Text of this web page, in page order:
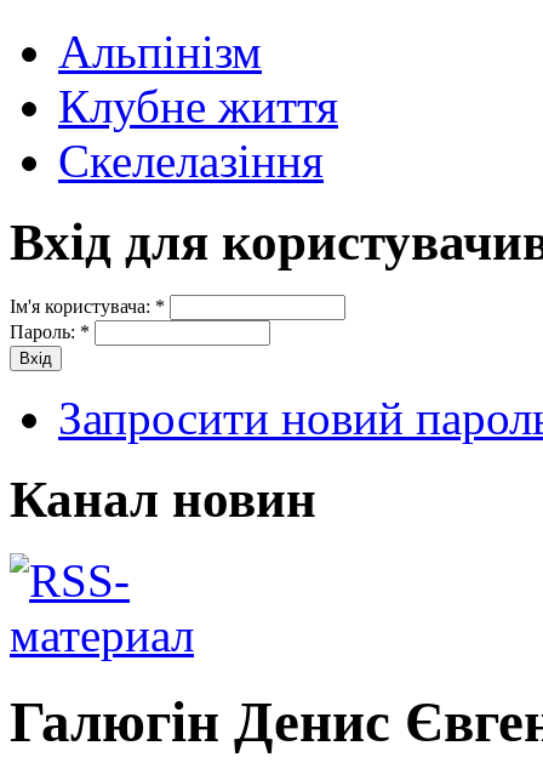
Альпінізм
Клубне життя
Скелелазіння
Вхід для
Ім'я користувача: *
Пароль: *
Запросити новий
Канал новин
Галюгін Денис